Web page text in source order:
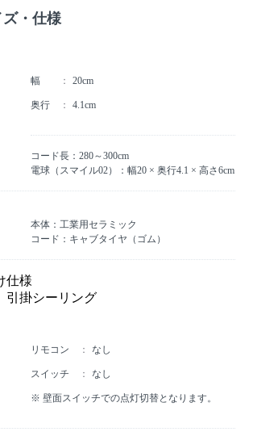
ズ・仕様
幅
20cm
奥行 4.1cm
コード長：280～300cm
電球（スマイル02）：幅20 × 奥行4.1 × 高さ6cm
本体：工業用セラミック
コード：キャブタイヤ（ゴム）
仕様
引掛シーリング
リモコン
なし
スイッチ なし
※ 壁面スイッチでの点灯切替となります。